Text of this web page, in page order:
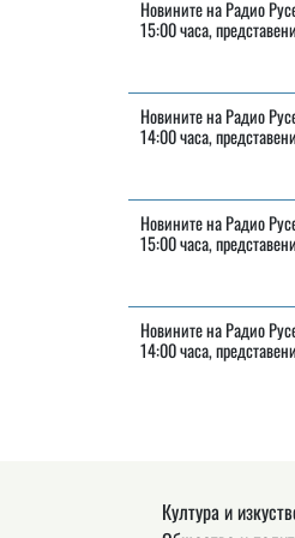
Новините на Радио
15:00 часа,
Новините на Радио
14:00 часа,
Новините на Радио
15:00 часа,
Новините на Радио
14:00 часа,
Култура и